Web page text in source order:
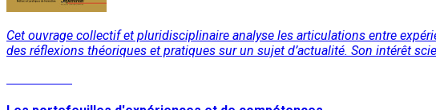
Cet ouvrage collectif et pluridisciplinaire analyse les articulations entre
des réflexions théoriques et pratiques sur un sujet d’actualité. Son intérêt